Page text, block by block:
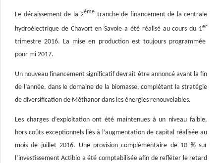
Le décaissement de la 2ème tranche de financement de la centrale
hydroélectrique de Chavort en Savoie a été réalisé au cours du 1er
trimestre 2016. La mise en production est toujours programmée
pour mi 2017.
Un nouveau financement significatif devrait être annoncé avant la fin
de l’année, dans le domaine de la biomasse, complétant la stratégie
de diversification de Méthanor dans les énergies renouvelables.
Les charges d’exploitation ont été maintenues à un niveau faible,
hors coûts exceptionnels liés à l’augmentation de capital réalisée au
mois de juillet 2016. Une provision complémentaire de 10 % sur
l’investissement Actibio a été comptabilisée afin de refléter le retard